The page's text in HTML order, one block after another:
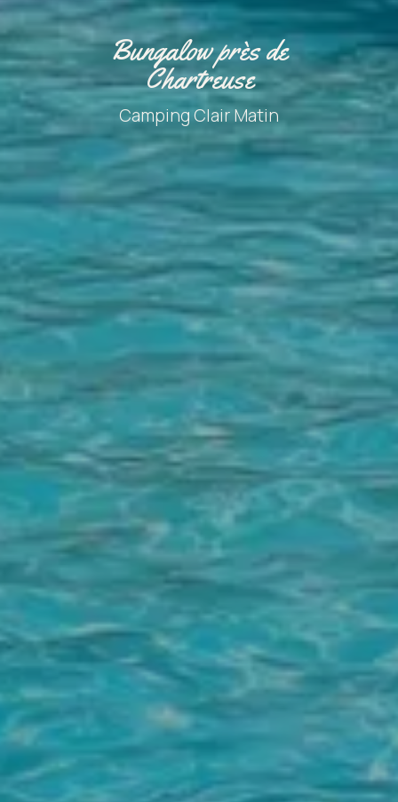
Bungalow près de
Chartreuse
Camping Clair Matin